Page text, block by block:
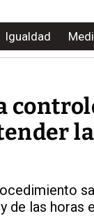
Igualdad
de las horas